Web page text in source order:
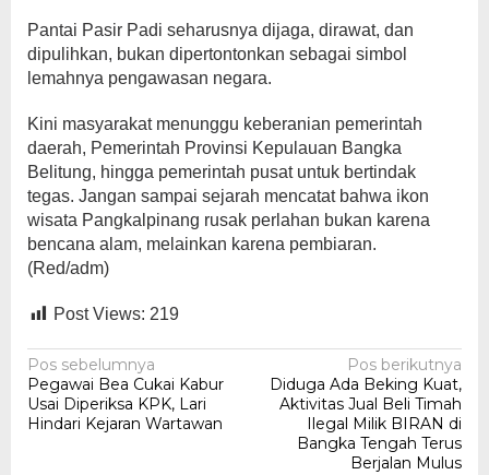
Pantai Pasir Padi seharusnya dijaga, dirawat, dan
dipulihkan, bukan dipertontonkan sebagai simbol
lemahnya pengawasan negara.
Kini masyarakat menunggu keberanian pemerintah
daerah, Pemerintah Provinsi Kepulauan Bangka
Belitung, hingga pemerintah pusat untuk bertindak
tegas. Jangan sampai sejarah mencatat bahwa ikon
wisata Pangkalpinang rusak perlahan bukan karena
bencana alam, melainkan karena pembiaran.
(Red/adm)
Post Views: 219
Navigasi
pos
Pos sebelumnya
Pegawai Bea Cukai Kabur
Usai Diperiksa KPK, Lari
Hindari Kejaran Wartawan
Pos berikutnya
Diduga Ada Beking Kuat,
Aktivitas Jual Beli Timah
Ilegal Milik BIRAN di
Bangka Tengah Terus
Berjalan Mulus